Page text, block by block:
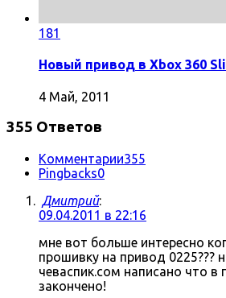
181
Новый привод в Xbox 360
4 Май, 2011
355 Ответов
Комментарии355
Pingbacks0
Дмитрий:
09.04.2011 в 22:16
мне вот больше интересно
прошивку на привод 0225???
чеваспик.сом написано что в
закончено!